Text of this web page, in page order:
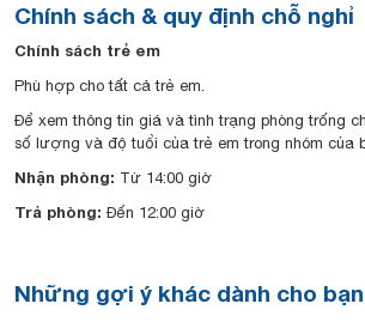
Chính sách & quy định chỗ nghỉ
Chính sách trẻ em
Phù hợp cho tất cả trẻ em.
Để xem thông tin giá và tình trạng phòng trống
số lượng và độ tuổi của trẻ em trong nhóm của
Nhận phòng: Từ 14:00 giờ
Trả phòng: Đến 12:00 giờ
Những gợi ý khác dành cho bạn